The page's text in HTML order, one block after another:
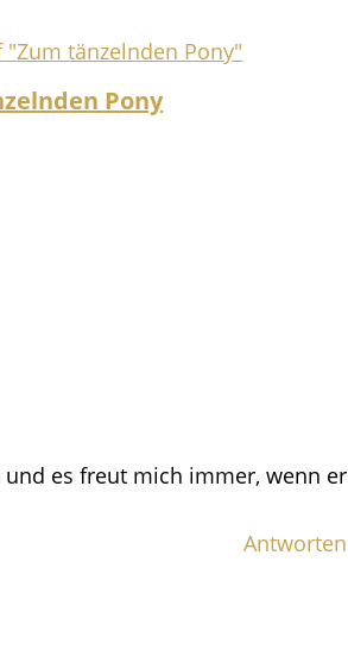
Pony
und es freut mich immer, wenn er
Antworten